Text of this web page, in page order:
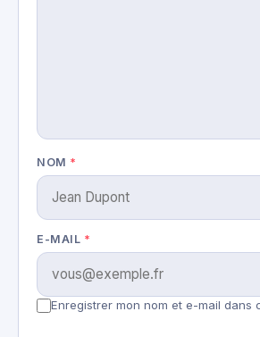
NOM *
E-MAIL *
Enregistrer mon nom et e-mail